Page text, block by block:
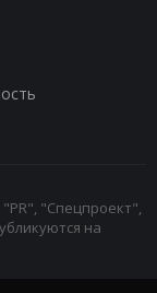
"Спецпроект",
на